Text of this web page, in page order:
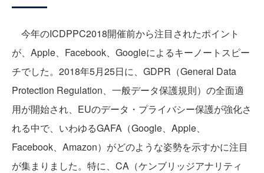
今年のICDPPC2018開催前から注目されたポイント
が、Apple、Facebook、Googleによるキーノートスピー
チでした。2018年5月25日に、GDPR（General Data
Protection Regulation、一般データ保護規則）の全面適
用が開始され、EUのデータ・プライバシー保護が強化さ
れる中で、いわゆるGAFA（Google、Apple、
Facebook、Amazon）がどのような姿勢を示すかに注目
が集まりました。特に、CA（ケンブリッジアナリティ